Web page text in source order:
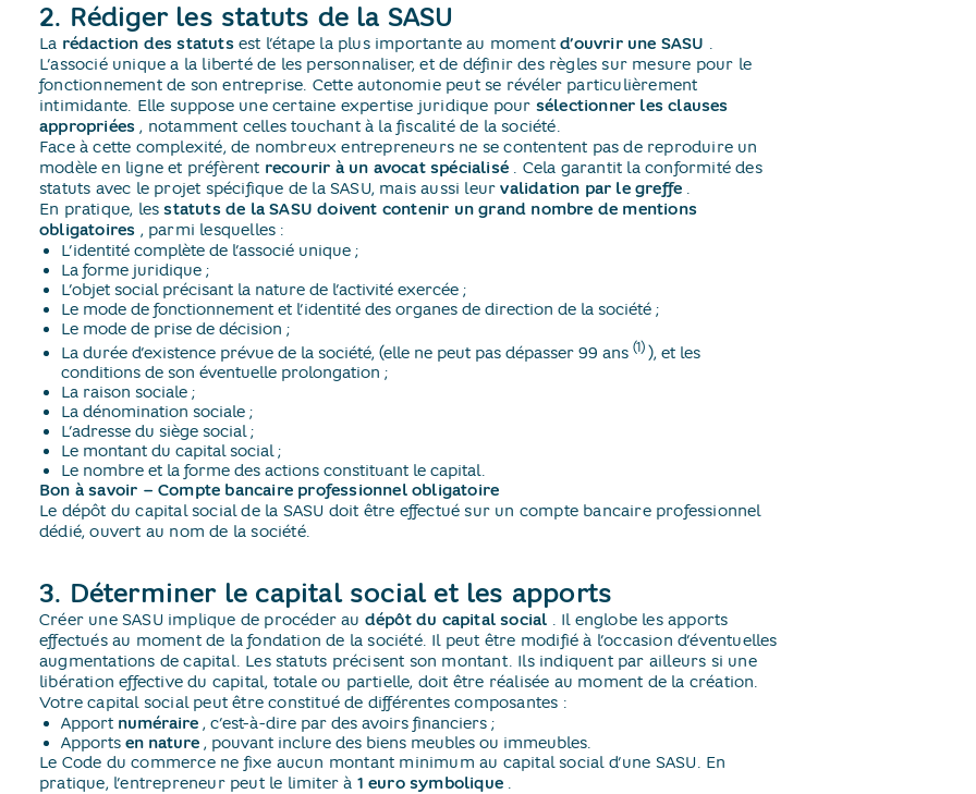
2. Rédiger les statuts de la SASU
La rédaction des statutsest l’étape la plus importante au momentd’ouvrir une SASU ​.
L’associé unique a la liberté de les personnaliser, et de définir des règles sur mesure pour le
fonctionnement de son entreprise. Cette autonomie peut se révéler particulièrement
intimidante. Elle suppose une certaine expertise juridique pour sélectionner les clauses
appropriées ​, notamment celles touchant à la fiscalité de la société.
Face à cette complexité, de nombreux entrepreneurs ne se contentent pas de reproduire un
modèle en ligne et préfèrent recourir à un avocat spécialisé ​. Cela garantit la conformité des
statuts avec le projet spécifique de la SASU, mais aussi leurvalidation par le greffe ​.
En pratique, lesstatuts de la SASU doivent contenir un grand nombre de mentions
obligatoires ​, parmi lesquelles :
L’identité complète de l’associé unique ;
La forme juridique ;
L’objet social précisant la nature de l’activité exercée ;
Le mode de fonctionnement et l’identité des organes de direction de la société ;
Le mode de prise de décision ;
La durée d’existence prévue de la société, (elle ne peut pas dépasser 99 ans (1) ​), et les
conditions de son éventuelle prolongation ;
La raison sociale ;
La dénomination sociale ;
L’adresse du siège social ;
Le montant du capital social ;
Le nombre et la forme des actions constituant le capital.
Bon à savoir – Compte bancaire professionnel obligatoire
Le dépôt du capital social de la SASU doit être effectué sur un compte bancaire professionnel
dédié, ouvert au nom de la société.
3. Déterminer le capital social et les apports
Créer une SASU implique de procéder au dépôt du capital social ​. Il englobe les apports
effectués au moment de la fondation de la société. Il peut être modifié à l’occasion d’éventuelles
augmentations de capital. Les statuts précisent son montant. Ils indiquent par ailleurs si une
libération effective du capital, totale ou partielle, doit être réalisée au moment de la création.
Votre capital social peut être constitué de différentes composantes :
Apport numéraire ​, c’est-à-dire par des avoirs financiers ;
Apports en nature ​, pouvant inclure des biens meubles ou immeubles.
Le Code du commerce ne fixe aucun montant minimum au capital social d’une SASU. En
pratique, l’entrepreneur peut le limiter à 1 euro symbolique ​.